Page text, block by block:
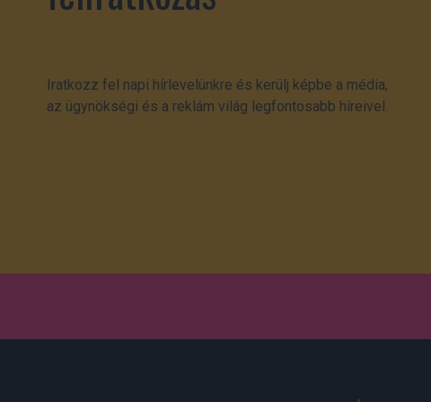
Iratkozz fel napi hírlevelünkre és kerülj képbe a média,
az ügynökségi és a reklám világ legfontosabb híreivel.